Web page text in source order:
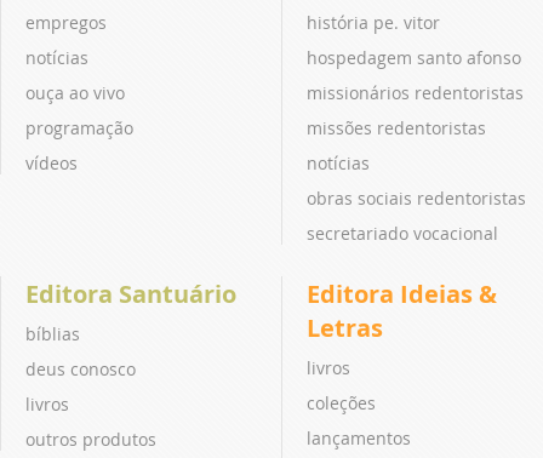
empregos
notícias
ouça ao vivo
programação
vídeos
história pe. vitor
hospedagem santo afonso
missionários redentoristas
missões redentoristas
notícias
obras sociais redentoristas
secretariado vocacional
Editora Santuário
bíblias
deus conosco
livros
outros produtos
Editora Ideias &
Letras
livros
coleções
lançamentos